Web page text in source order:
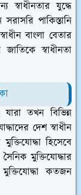
স্বাধীনতার যুদ্ধে
পাকিস্তানি
বাংলা বেতার
জাতিকে স্বাধীনতা
তখন বিভিন্ন
দেশ স্বাধীন
হিসেবে
মুক্তিযোদ্ধার
কতজন